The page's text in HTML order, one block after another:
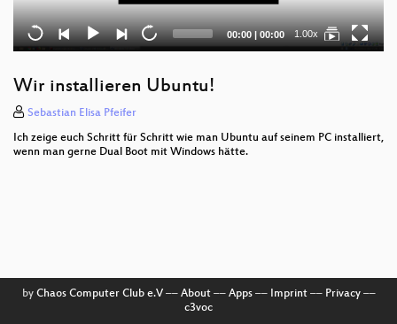
Current
time
00:00|Total
duration
00:00 1.00x
Wir installieren Ubuntu!
Sebastian Elisa Pfeifer
Ich zeige euch Schritt für Schritt wie man Ubuntu auf seinem PC installiert,
wenn man gerne Dual Boot mit Windows hätte.
by Chaos Computer Club e.V–– About–– Apps–– Imprint–– Privacy––
c3voc